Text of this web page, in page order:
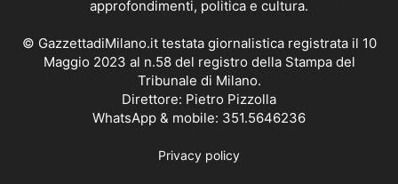
approfondimenti, politica e cultura.
© GazzettadiMilano.it testata giornalistica registrata il 10
Maggio 2023 al n.58 del registro della Stampa del
Tribunale di Milano.
Direttore: Pietro Pizzolla
WhatsApp & mobile: 351.5646236
Privacy policy